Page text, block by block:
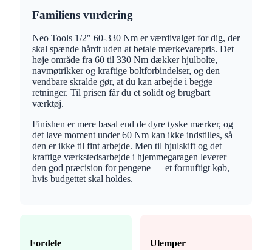
Familiens vurdering
Neo Tools 1/2″ 60-330 Nm er værdivalget for dig, der
skal spænde hårdt uden at betale mærkevarepris. Det
høje område fra 60 til 330 Nm dækker hjulbolte,
navmøtrikker og kraftige boltforbindelser, og den
vendbare skralde gør, at du kan arbejde i begge
retninger. Til prisen får du et solidt og brugbart
værktøj.
Finishen er mere basal end de dyre tyske mærker, og
det lave moment under 60 Nm kan ikke indstilles, så
den er ikke til fint arbejde. Men til hjulskift og det
kraftige værkstedsarbejde i hjemmegaragen leverer
den god præcision for pengene — et fornuftigt køb,
hvis budgettet skal holdes.
Fordele Ulemper